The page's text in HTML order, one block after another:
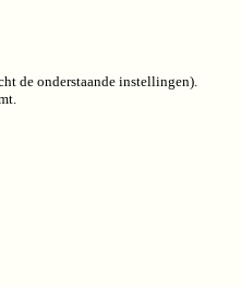
de onderstaande instellingen).